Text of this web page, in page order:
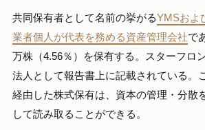
共同保有者として名前の挙がるYMSおよ
業者個人が代表を務める資産管理会社で
万株（4.56％）を保有する。スターフロ
法人として報告書上に記載されている。
経由した株式保有は、資本の管理・分散
して読み取ることができる。